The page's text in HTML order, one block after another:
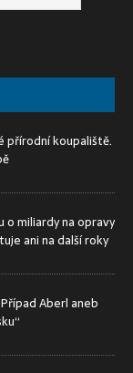
přírodní koupaliště.
o miliardy na opravy
ani na další roky
Aberl aneb